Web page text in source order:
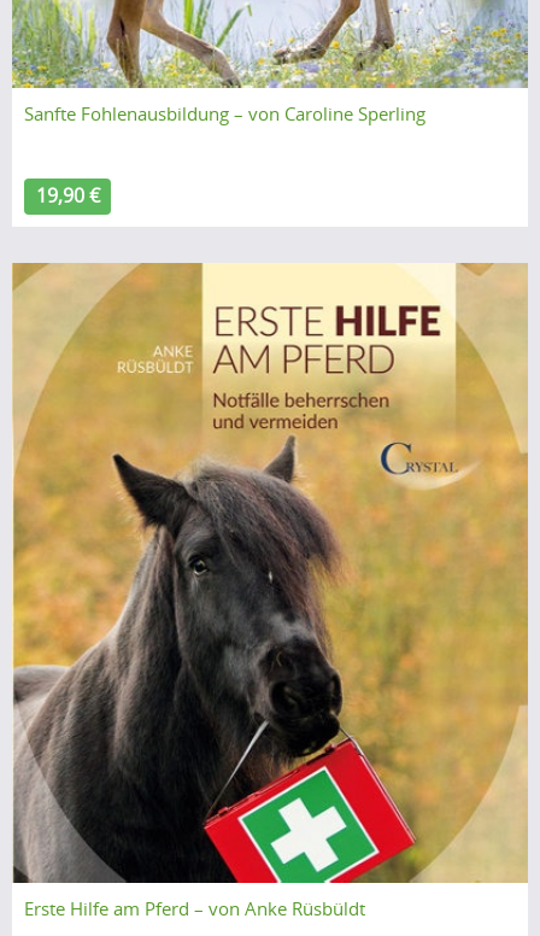
Sanfte Fohlenausbildung – von Caroline Sperling
19,90 €
Erste Hilfe am Pferd – von Anke Rüsbüldt